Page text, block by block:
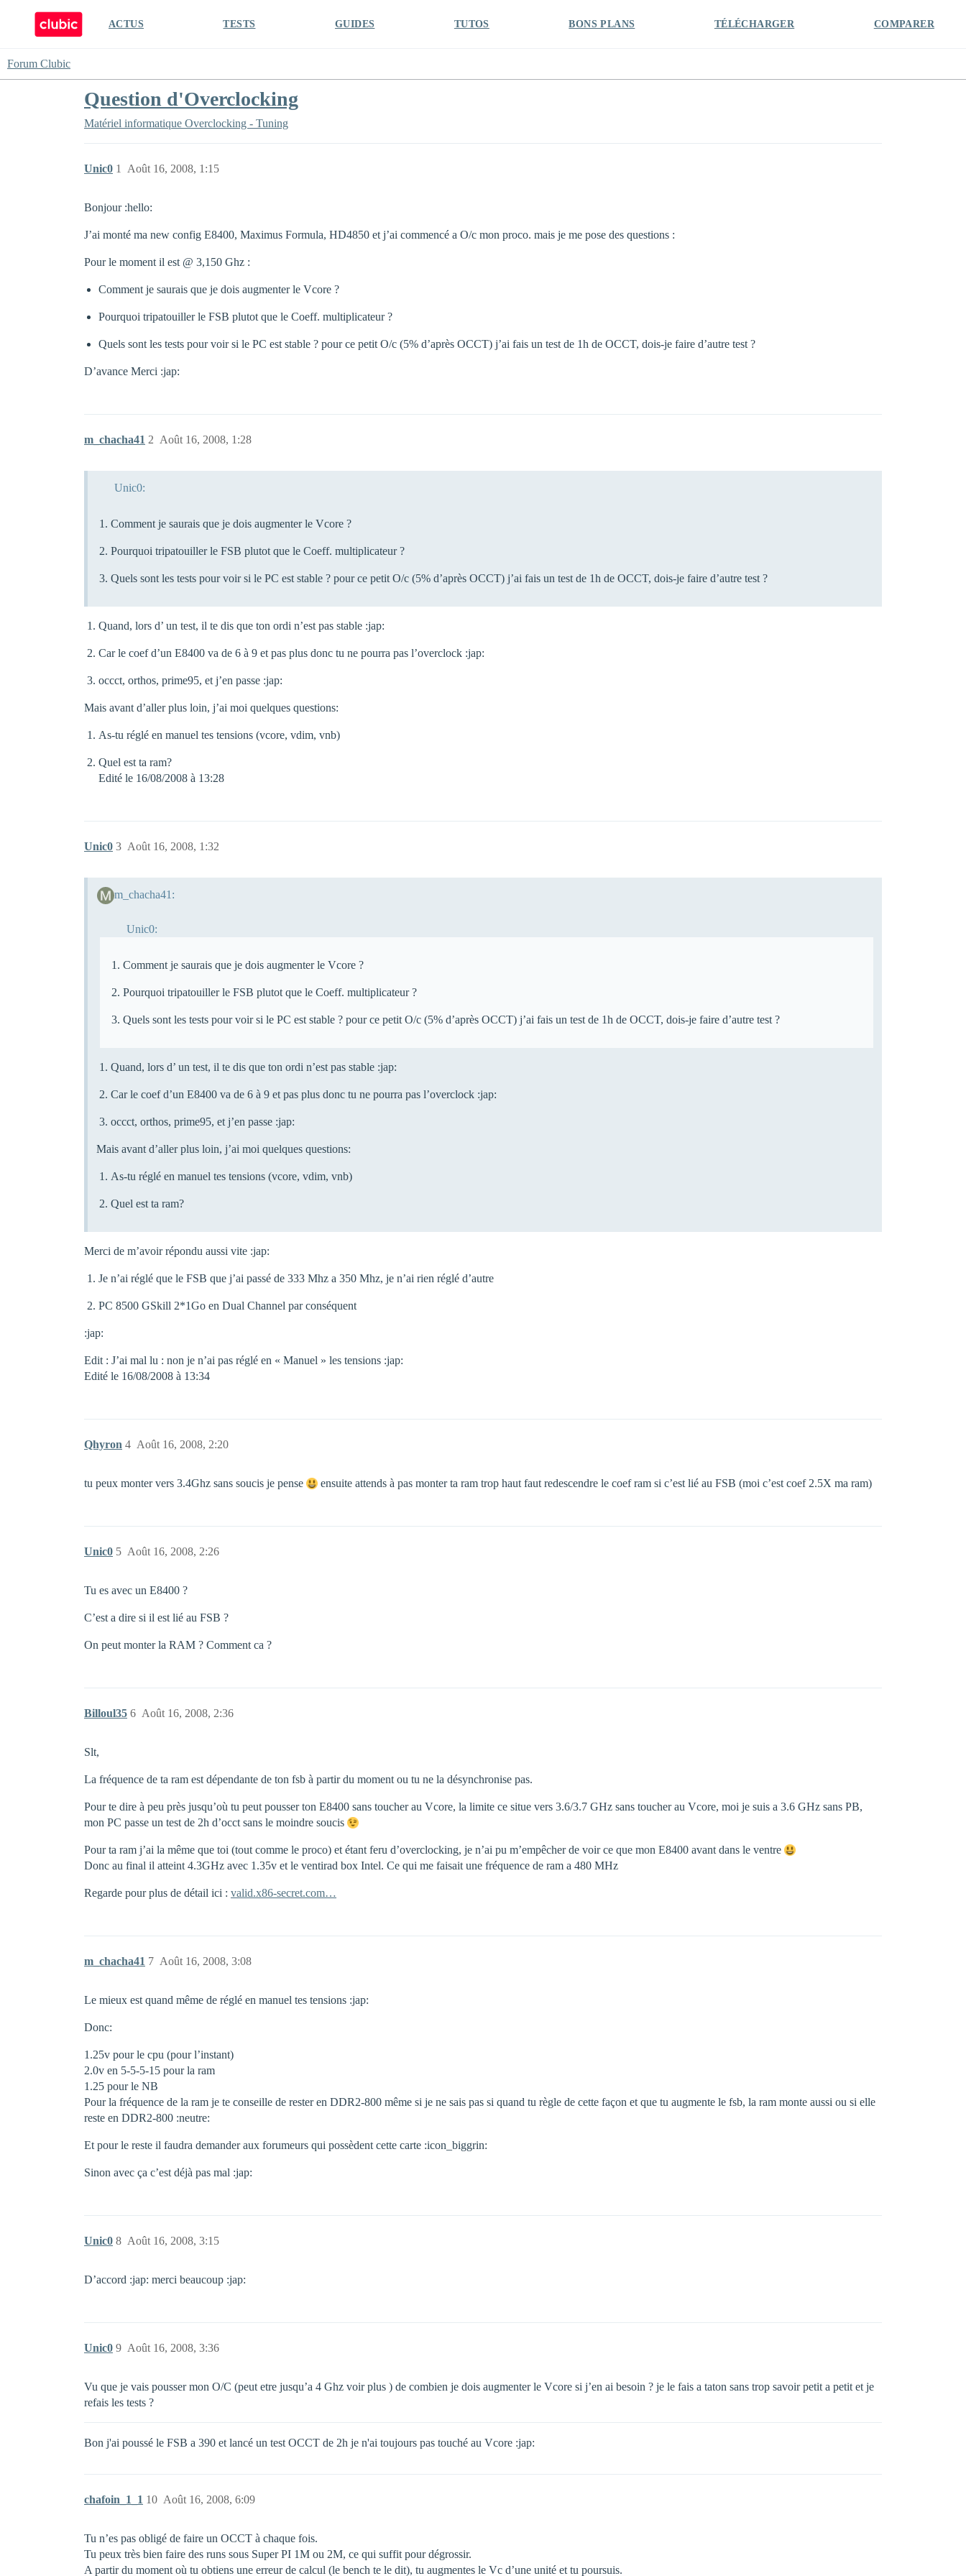
ACTUS TESTS GUIDES TUTOS BONS PLANS TÉLÉCHARGER COMPARER
Forum Clubic
Question d'Overclocking
Matériel informatique Overclocking - Tuning
Unic0 Août 16, 2008, 1:15
1
Bonjour :hello:
J’ai monté ma new config E8400, Maximus Formula, HD4850 et j’ai commencé a O/c mon proco. mais je me pose des questions :
Pour le moment il est @ 3,150 Ghz :
Comment je saurais que je dois augmenter le Vcore ?
Pourquoi tripatouiller le FSB plutot que le Coeff. multiplicateur ?
Quels sont les tests pour voir si le PC est stable ? pour ce petit O/c (5% d’après OCCT) j’ai fais un test de 1h de OCCT, dois-je faire d’autre test ?
D’avance Merci :jap:
m_chacha41 Août 16, 2008, 1:28
2
Unic0:
Comment je saurais que je dois augmenter le Vcore ?
Pourquoi tripatouiller le FSB plutot que le Coeff. multiplicateur ?
Quels sont les tests pour voir si le PC est stable ? pour ce petit O/c (5% d’après OCCT) j’ai fais un test de 1h de OCCT, dois-je faire d’autre test ?
Quand, lors d’ un test, il te dis que ton ordi n’est pas stable :jap:
Car le coef d’un E8400 va de 6 à 9 et pas plus donc tu ne pourra pas l’overclock :jap:
occct, orthos, prime95, et j’en passe :jap:
Mais avant d’aller plus loin, j’ai moi quelques questions:
As-tu réglé en manuel tes tensions (vcore, vdim, vnb)
Quel est ta ram?
Edité le 16/08/2008 à 13:28
Unic0 Août 16, 2008, 1:32
3
m_chacha41:
Unic0:
Comment je saurais que je dois augmenter le Vcore ?
Pourquoi tripatouiller le FSB plutot que le Coeff. multiplicateur ?
Quels sont les tests pour voir si le PC est stable ? pour ce petit O/c (5% d’après OCCT) j’ai fais un test de 1h de OCCT, dois-je faire d’autre test ?
Quand, lors d’ un test, il te dis que ton ordi n’est pas stable :jap:
Car le coef d’un E8400 va de 6 à 9 et pas plus donc tu ne pourra pas l’overclock :jap:
occct, orthos, prime95, et j’en passe :jap:
Mais avant d’aller plus loin, j’ai moi quelques questions:
As-tu réglé en manuel tes tensions (vcore, vdim, vnb)
Quel est ta ram?
Merci de m’avoir répondu aussi vite :jap:
Je n’ai réglé que le FSB que j’ai passé de 333 Mhz a 350 Mhz, je n’ai rien réglé d’autre
PC 8500 GSkill 2*1Go en Dual Channel par conséquent
:jap:
Edit : J’ai mal lu : non je n’ai pas réglé en « Manuel » les tensions :jap:
Edité le 16/08/2008 à 13:34
Qhyron Août 16, 2008, 2:20
4
tu peux monter vers 3.4Ghz sans soucis je pense ensuite attends à pas monter ta ram trop haut faut redescendre le coef ram si c’est lié au FSB (moi c’est coef 2.5X ma ram)
Unic0 Août 16, 2008, 2:26
5
Tu es avec un E8400 ?
C’est a dire si il est lié au FSB ?
On peut monter la RAM ? Comment ca ?
Billoul35 Août 16, 2008, 2:36
6
Slt,
La fréquence de ta ram est dépendante de ton fsb à partir du moment ou tu ne la désynchronise pas.
Pour te dire à peu près jusqu’où tu peut pousser ton E8400 sans toucher au Vcore, la limite ce situe vers 3.6/3.7 GHz sans toucher au Vcore, moi je suis a 3.6 GHz sans PB,
mon PC passe un test de 2h d’occt sans le moindre soucis
Pour ta ram j’ai la même que toi (tout comme le proco) et étant feru d’overclocking, je n’ai pu m’empêcher de voir ce que mon E8400 avant dans le ventre
Donc au final il atteint 4.3GHz avec 1.35v et le ventirad box Intel. Ce qui me faisait une fréquence de ram a 480 MHz
Regarde pour plus de détail ici : valid.x86-secret.com…
m_chacha41 Août 16, 2008, 3:08
7
Le mieux est quand même de réglé en manuel tes tensions :jap:
Donc:
1.25v pour le cpu (pour l’instant)
2.0v en 5-5-5-15 pour la ram
1.25 pour le NB
Pour la fréquence de la ram je te conseille de rester en DDR2-800 même si je ne sais pas si quand tu règle de cette façon et que tu augmente le fsb, la ram monte aussi ou si elle
reste en DDR2-800 :neutre:
Et pour le reste il faudra demander aux forumeurs qui possèdent cette carte :icon_biggrin:
Sinon avec ça c’est déjà pas mal :jap:
Unic0 Août 16, 2008, 3:15
8
D’accord :jap: merci beaucoup :jap:
Unic0 Août 16, 2008, 3:36
9
Vu que je vais pousser mon O/C (peut etre jusqu’a 4 Ghz voir plus ) de combien je dois augmenter le Vcore si j’en ai besoin ? je le fais a taton sans trop savoir petit a petit et je
refais les tests ?
Bon j'ai poussé le FSB a 390 et lancé un test OCCT de 2h je n'ai toujours pas touché au Vcore :jap:
chafoin_1_1 Août 16, 2008, 6:09
10
Tu n’es pas obligé de faire un OCCT à chaque fois.
Tu peux très bien faire des runs sous Super PI 1M ou 2M, ce qui suffit pour dégrossir.
A partir du moment où tu obtiens une erreur de calcul (le bench te le dit), tu augmentes le Vc d’une unité et tu poursuis.